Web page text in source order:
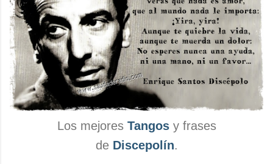
Los mejores Tangosy frases
de Discepolín.